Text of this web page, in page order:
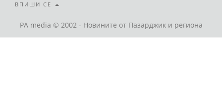
ВПИШИ СЕ
PA media © 2002 - Новините от Пазарджик и региона